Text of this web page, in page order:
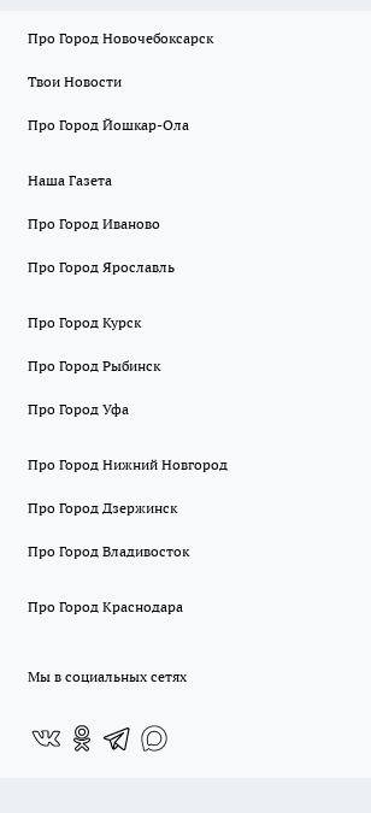
Про Город Новочебоксарск
Твои Новости
Про Город Йошкар-Ола
Наша Газета
Про Город Иваново
Про Город Ярославль
Про Город Курск
Про Город Рыбинск
Про Город Уфа
Про Город Нижний Новгород
Про Город Дзержинск
Про Город Владивосток
Про Город Краснодара
Мы в социальных сетях